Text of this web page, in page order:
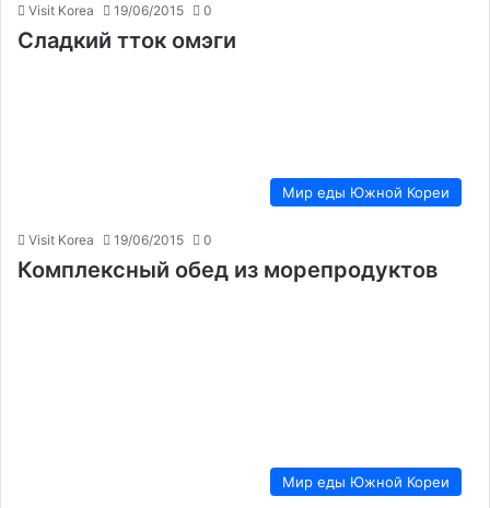
Visit Korea 19/06/2015 0
Сладкий тток омэги
Мир еды Южной Кореи
Visit Korea 19/06/2015 0
Комплексный обед из морепродуктов
Мир еды Южной Кореи